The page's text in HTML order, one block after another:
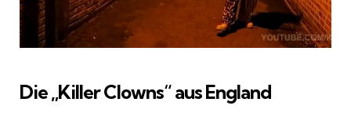
Die „Killer Clowns“ aus England